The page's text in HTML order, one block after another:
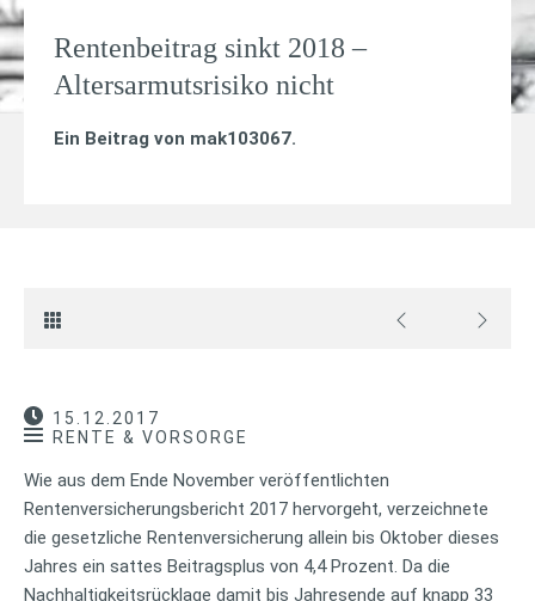
Rentenbeitrag sinkt 2018 –
Altersarmutsrisiko nicht
Ein Beitrag von mak103067.
15.12.2017
RENTE & VORSORGE
Wie aus dem Ende November veröffentlichten
Rentenversicherungsbericht 2017 hervorgeht, verzeichnete
die gesetzliche Rentenversicherung allein bis Oktober dieses
Jahres ein sattes Beitragsplus von 4,4 Prozent. Da die
Nachhaltigkeitsrücklage damit bis Jahresende auf knapp 33